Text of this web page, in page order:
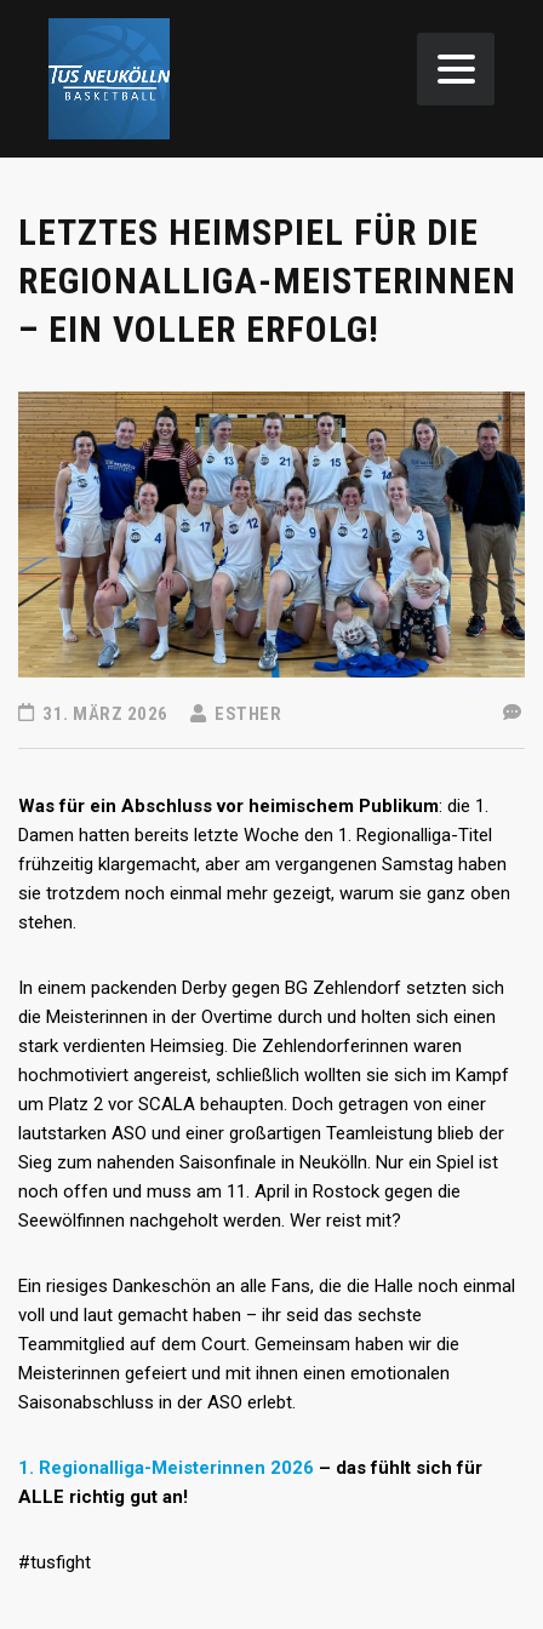
LETZTES HEIMSPIEL FÜR DIE
REGIONALLIGA-MEISTERINNEN
– EIN VOLLER ERFOLG!
31. MÄRZ 2026 ESTHER
Was für ein Abschluss vor heimischem Publikum: die 1.
Damen hatten bereits letzte Woche den 1. Regionalliga-Titel
frühzeitig klargemacht, aber am vergangenen Samstag haben
sie trotzdem noch einmal mehr gezeigt, warum sie ganz oben
stehen.
In einem packenden Derby gegen BG Zehlendorf setzten sich
die Meisterinnen in der Overtime durch und holten sich einen
stark verdienten Heimsieg. Die Zehlendorferinnen waren
hochmotiviert angereist, schließlich wollten sie sich im Kampf
um Platz 2 vor SCALA behaupten. Doch getragen von einer
lautstarken ASO und einer großartigen Teamleistung blieb der
Sieg zum nahenden Saisonfinale in Neukölln. Nur ein Spiel ist
noch offen und muss am 11. April in Rostock gegen die
Seewölfinnen nachgeholt werden. Wer reist mit?
Ein riesiges Dankeschön an alle Fans, die die Halle noch einmal
voll und laut gemacht haben – ihr seid das sechste
Teammitglied auf dem Court. Gemeinsam haben wir die
Meisterinnen gefeiert und mit ihnen einen emotionalen
Saisonabschluss in der ASO erlebt.
1. Regionalliga-Meisterinnen 2026 – das fühlt sich für
ALLE richtig gut an!
#tusfight